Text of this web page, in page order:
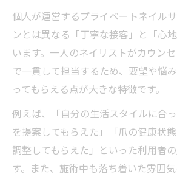
個人が運営するプライベートネイル
ンとは異なる「丁寧な接客」と「心
います。一人のネイリストがカウン
で一貫して担当するため、要望や悩
ってもらえる点が大きな特徴です。
例えば、「自分の生活スタイルに合
を提案してもらえた」「爪の健康状
調整してもらえた」といった利用者
す。また、施術中も落ち着いた雰囲